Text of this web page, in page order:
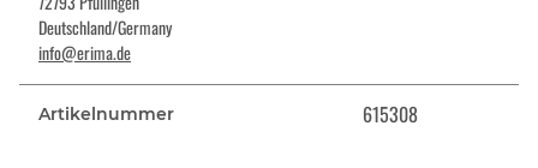
Deutschland/Germany
info@erima.de
Artikelnummer 615308